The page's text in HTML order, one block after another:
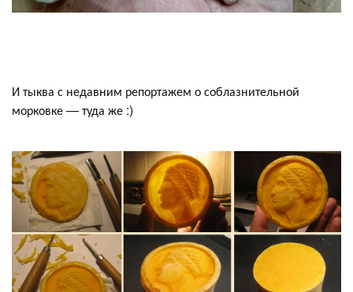
И тыква с недавним репортажем о соблазнительной
морковке — туда же :)